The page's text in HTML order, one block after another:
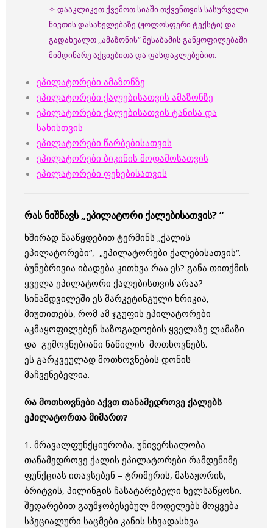
✧ დააკლიკეთ ქვემოთ სიაში თქვენთვის სასურველი
ნივთის დასახელებაზე (ჟოლოსფერი ტექსტი) და
გადახვალთ ,,ამაზონის“ შესაბამის განყოფილებაში
მიმდინარე აქციებითა და ფასდაკლებებით.
ეპილატორები ამაზონზე
ეპილატორები ქალებისათვის ამაზონზე
ეპილატორები ქალებისათვის ტანისა და
სახისთვის
ეპილატორები წარბებისათვის
ეპილატორები ბიკინის მოდამოსათვის
ეპილატორები ფეხებისათვის
რას ნიშნავს „ეპილატორი ქალებისათვის? “
ხშირად წააწყდებით ტერმინს „ქალის
ეპილატორები“, „ეპილატორები ქალებისათვის“.
ბუნებრივია იბადება კითხვა რაა ეს? განა თითქმის
ყველა ეპილატორი ქალებისთვის არაა?
სინამდვილეში ეს მარკეტინგული ხრიკია,
მიუთითებს, რომ ამ ჯგუფის ეპილატორები
აკმაყოფილებენ საზოგადოების ყველაზე ლამაზი
და გემოვნებიანი ნაწილის მოთხოვნებს.
ეს გარკვეულად მოთხოვნების დონის
მაჩვენებელია.
რა მოთხოვნები აქვთ თანამედროვე ქალებს
ეპილატორთა მიმართ?
1. მრავალფუნქციურობა, უნივერსალობა
თანამედროვე ქალის ეპილატორები რამდენიმე
ფუნქციას ითავსებენ – ტრიმერის, მასაჟორის,
ბრიტვის, პილინგის ჩასატარებელი ხელსაწყოსი.
შედარებით გაუმჯობესებულ მოდელებს მოყვება
სპეციალური საცმები კანის სხვადასხვა